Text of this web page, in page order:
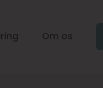
Om os